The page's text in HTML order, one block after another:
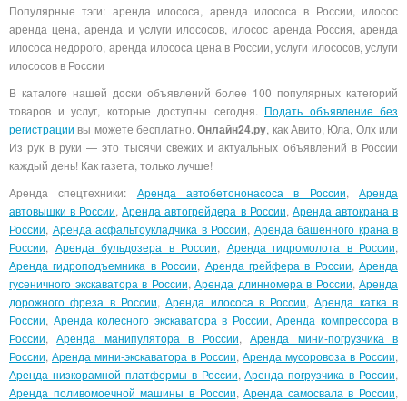
Популярные тэги: аренда илососа, аренда илососа в России, илосос
аренда цена, аренда и услуги илососов, илосос аренда Россия, аренда
илососа недорого, аренда илососа цена в России, услуги илососов, услуги
илососов в России
В каталоге нашей доски объявлений более 100 популярных категорий
товаров и услуг, которые доступны сегодня. Подать объявление без
регистрации вы можете бесплатно.Онлайн24.ру, как Авито, Юла, Олх или
Из рук в руки — это тысячи свежих и актуальных объявлений в России
каждый день! Как газета, только лучше!
Аренда спецтехники: Аренда автобетононасоса в России,Аренда
автовышки в России,Аренда автогрейдера в России, Аренда автокрана в
России, Аренда асфальтоукладчика в России, Аренда башенного крана в
России, Аренда бульдозера в России, Аренда гидромолота в России,
Аренда гидроподъемника в России, Аренда грейфера в России, Аренда
гусеничного экскаватора в России, Аренда длинномера в России, Аренда
дорожного фреза в России,Аренда илососа в России,Аренда катка в
России, Аренда колесного экскаватора в России, Аренда компрессора в
России,Аренда манипулятора в России,Аренда мини-погрузчика в
России, Аренда мини-экскаватора в России, Аренда мусоровоза в России,
Аренда низкорамной платформы в России,Аренда погрузчика в России,
Аренда поливомоечной машины в России,Аренда самосвала в России,